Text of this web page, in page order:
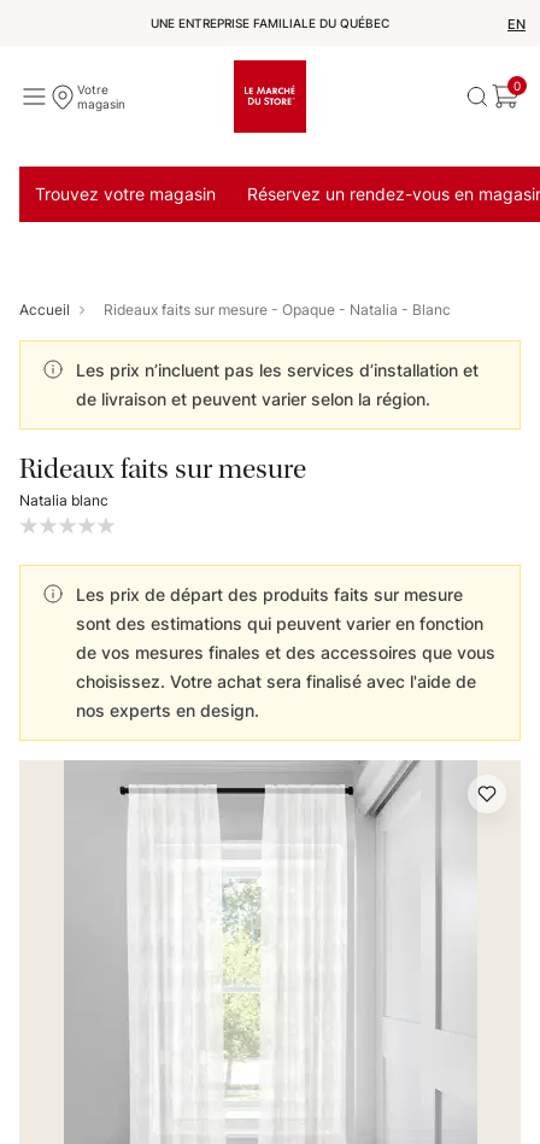
EN
UNE ENTREPRISE FAMILIALE DU QUÉBEC
Votre
magasin
0
Trouvez votre magasin Réservez un rendez-vous en
Accueil Rideaux faits sur mesure - Opaque - Natalia - Blanc
Les prix n’incluent pas les services d’installation et
de livraison et peuvent varier selon la région.
Rideaux faits sur mesure
Natalia blanc
Les prix de départ des produits faits sur mesure
sont des estimations qui peuvent varier en fonction
de vos mesures finales et des accessoires que vous
choisissez. Votre achat sera finalisé avec l'aide de
nos experts en design.